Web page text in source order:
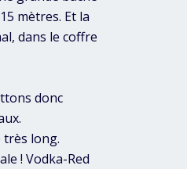
mètres. Et la
dans le coffre
donc
très long.
! Vodka-Red